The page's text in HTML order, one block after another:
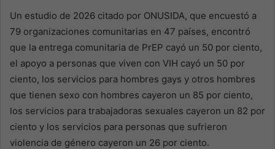
Un estudio de 2026 citado por ONUSIDA, que encuestó a
79 organizaciones comunitarias en 47 países, encontró
que la entrega comunitaria de PrEP cayó un 50 por ciento,
el apoyo a personas que viven con VIH cayó un 50 por
ciento, los servicios para hombres gays y otros hombres
que tienen sexo con hombres cayeron un 85 por ciento,
los servicios para trabajadoras sexuales cayeron un 82 por
ciento y los servicios para personas que sufrieron
violencia de género cayeron un 26 por ciento.